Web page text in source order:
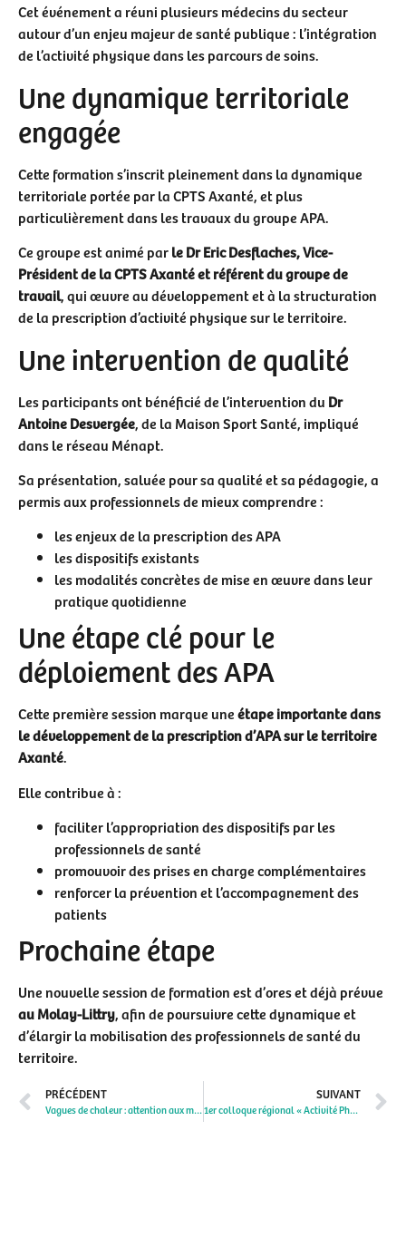
Cet événement a réuni plusieurs médecins du secteur
autour d’un enjeu majeur de santé publique : l’intégration
de l’activité physique dans les parcours de soins.
Une dynamique territoriale
engagée
Cette formation s’inscrit pleinement dans la dynamique
territoriale portée par la CPTS Axanté, et plus
particulièrement dans les travaux du groupe APA.
Ce groupe est animé parle Dr Eric Desflaches, Vice-
Président de la CPTS Axanté et référent du groupe de
travail, qui œuvre au développement et à la structuration
de la prescription d’activité physique sur le territoire.
Une intervention de qualité
Les participants ont bénéficié de l’intervention du Dr
Antoine Desvergée, de la Maison Sport Santé, impliqué
dans le réseau Ménapt.
Sa présentation, saluée pour sa qualité et sa pédagogie, a
permis aux professionnels de mieux comprendre :
les enjeux de la prescription des APA
les dispositifs existants
les modalités concrètes de mise en œuvre dans leur
pratique quotidienne
Une étape clé pour le
déploiement des APA
Cette première session marque uneétape importante dans
le développement de la prescription d’APA sur le territoire
Axanté.
Elle contribue à :
faciliter l’appropriation des dispositifs par les
professionnels de santé
promouvoir des prises en charge complémentaires
renforcer la prévention et l’accompagnement des
patients
Prochaine étape
Une nouvelle session de formation est d’ores et déjà prévue
au Molay-Littry, afin de poursuivre cette dynamique et
d’élargir la mobilisation des professionnels de santé du
territoire.
PRÉCÉDENT
Vagues de chaleur : attention aux médicaments
SUIVANT
1er colloque régional « Activité Physique Adaptée et Santé » – Normandie